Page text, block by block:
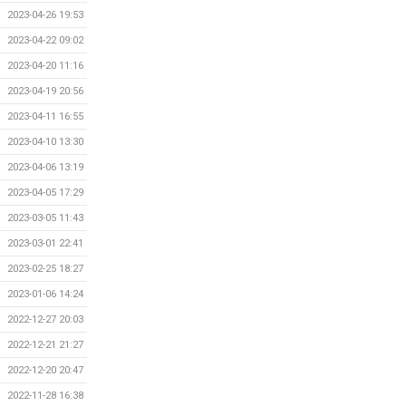
2023-04-26 19:53
2023-04-22 09:02
2023-04-20 11:16
2023-04-19 20:56
2023-04-11 16:55
2023-04-10 13:30
2023-04-06 13:19
2023-04-05 17:29
2023-03-05 11:43
2023-03-01 22:41
2023-02-25 18:27
2023-01-06 14:24
2022-12-27 20:03
2022-12-21 21:27
2022-12-20 20:47
2022-11-28 16:38